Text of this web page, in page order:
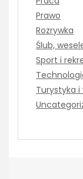
Prawo
Rozrywka
Ślub,
Sport i
Turystyka